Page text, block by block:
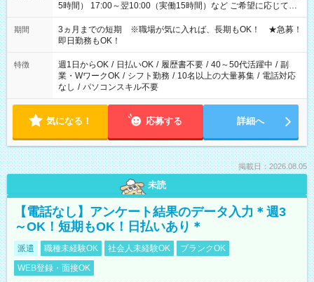
5時間） 17:00～翌10:00（実働15時間）など ご希望に応じて、
働く時間は調整できます！ お気軽に担当へ相談ください！
期間
3ヵ月までの短期 ※職場が気に入れば、長期もOK！ ★急募！
即日勤務もOK！
特徴 週1日からOK / 日払いOK / 履歴書不要 / 40～50代活躍中 / 副
業・WワークOK / シフト勤務 / 10名以上の大量募集 / 電話対応
なし / パソコンスキル不要
気になる！ 応募する 詳細へ
掲載日：2026.08.05
未読
【電話なし】アンケート結果のデータ入力＊週3
～OK！短期もOK！日払いあり＊
派遣 職種未経験OK 社会人未経験OK
ブランクOK
WEB登録・面接OK